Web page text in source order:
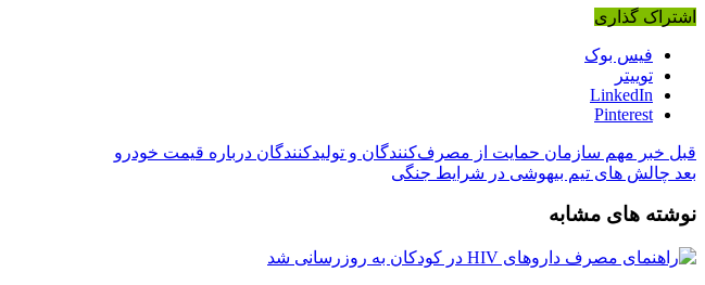
اشتراک گذاری
فیس بوک
توییتر
LinkedIn
Pinterest
قبل خبر مهم سازمان حمایت از مصرف‌کنندگان و تولیدکنندگان درباره قیمت خودرو
بعد چالش های تیم بیهوشی در شرایط جنگی
نوشته های مشابه